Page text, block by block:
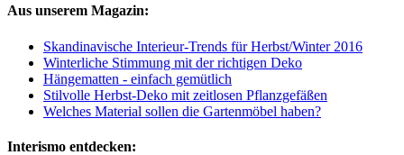
Aus unserem Magazin:
Skandinavische Interieur-Trends für Herbst/Winter 2016
Winterliche Stimmung mit der richtigen Deko
Hängematten - einfach gemütlich
Stilvolle Herbst-Deko mit zeitlosen Pflanzgefäßen
Welches Material sollen die Gartenmöbel haben?
Interismo entdecken: